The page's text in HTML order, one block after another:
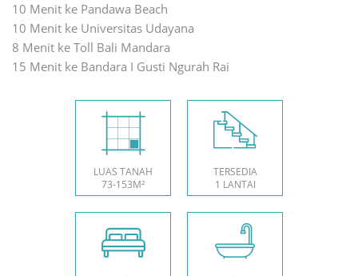
10 Menit ke Pandawa Beach
10 Menit ke Universitas Udayana
8 Menit ke Toll Bali Mandara
15 Menit ke Bandara I Gusti Ngurah Rai
LUAS TANAH
73-153M²
TERSEDIA
1 LANTAI